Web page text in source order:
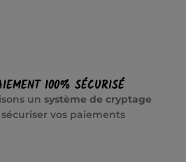
100% SÉCURISÉ
un système de cryptage
vos paiements